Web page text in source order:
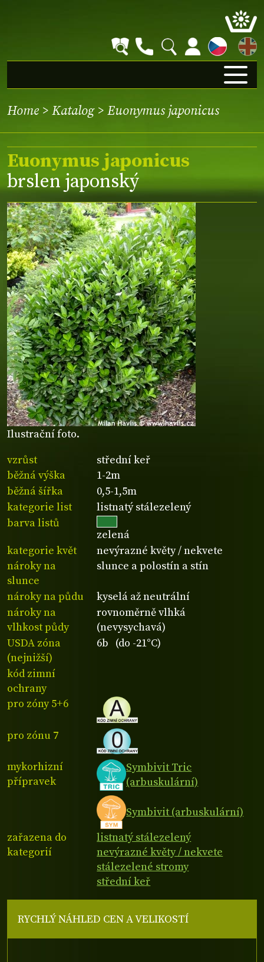
EN
Home > Katalog> Euonymus japonicus
Ilustrační foto.
Euonymus japonicus
brslen japonský
vzrůst
střední keř
běžná výška
1-2m
běžná šířka
0,5-1,5m
kategorie list
listnatý stálezelený
barva listů
zelená
kategorie květ
nevýrazné květy / nekvete
nároky na
slunce
slunce a polostín a stín
nároky na půdu
kyselá až neutrální
nároky na
vlhkost půdy
rovnoměrně vlhká
(nevysychavá)
USDA zóna
(nejnižší)
6b (do -21°C)
kód zimní
ochrany
pro zóny 5+6
pro zónu 7
mykorhizní
přípravek
Symbivit Tric
(arbuskulární)
Symbivit (arbuskulární)
zařazena do
kategorií
listnatý stálezelený
nevýrazné květy / nekvete
stálezelené stromy
střední keř
RYCHLÝ NÁHLED CEN A VELIKOSTÍ